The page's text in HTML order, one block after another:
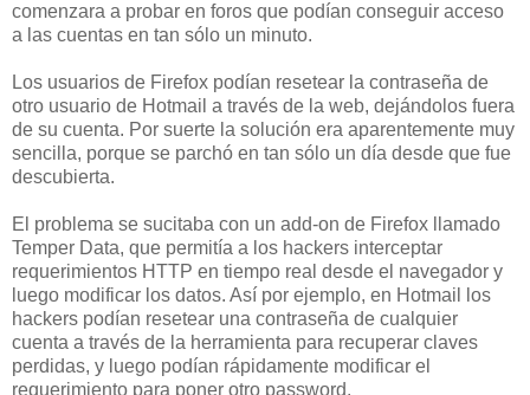
comenzara a probar en foros que podían conseguir acceso
a las cuentas en tan sólo un minuto.
Los usuarios de Firefox podían resetear la contraseña de
otro usuario de Hotmail a través de la web, dejándolos fuera
de su cuenta. Por suerte la solución era aparentemente muy
sencilla, porque se parchó en tan sólo un día desde que fue
descubierta.
El problema se sucitaba con un add-on de Firefox llamado
Temper Data, que permitía a los hackers interceptar
requerimientos HTTP en tiempo real desde el navegador y
luego modificar los datos. Así por ejemplo, en Hotmail los
hackers podían resetear una contraseña de cualquier
cuenta a través de la herramienta para recuperar claves
perdidas, y luego podían rápidamente modificar el
requerimiento para poner otro password.